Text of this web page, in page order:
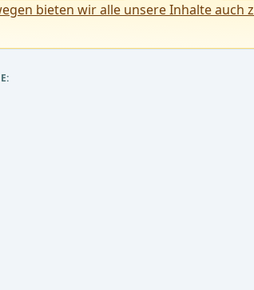
bieten wir alle unsere Inhalte auch